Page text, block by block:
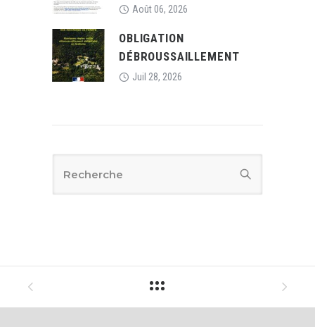
Août 06, 2026
OBLIGATION
DÉBROUSSAILLEMENT
Juil 28, 2026